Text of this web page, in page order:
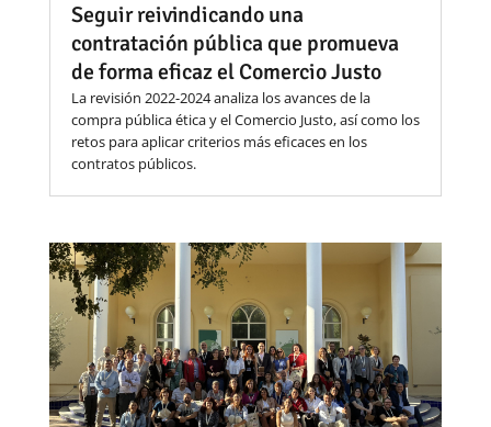
Seguir reivindicando una
contratación pública que promueva
de forma eficaz el Comercio Justo
La revisión 2022-2024 analiza los avances de la
compra pública ética y el Comercio Justo, así como los
retos para aplicar criterios más eficaces en los
contratos públicos.